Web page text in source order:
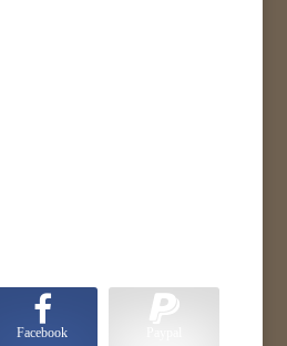
Facebook